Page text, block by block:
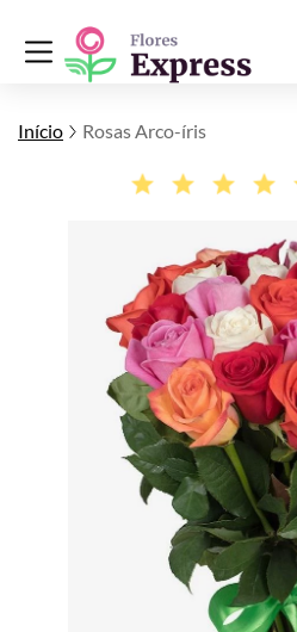
Início Rosas Arco-íris